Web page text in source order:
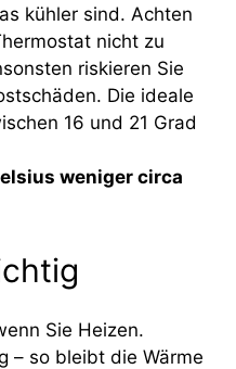
kühler sind. Achten
nicht zu
riskieren Sie
Die ideale
16 und 21 Grad
weniger circa
Sie Heizen.
– so bleibt die Wärme